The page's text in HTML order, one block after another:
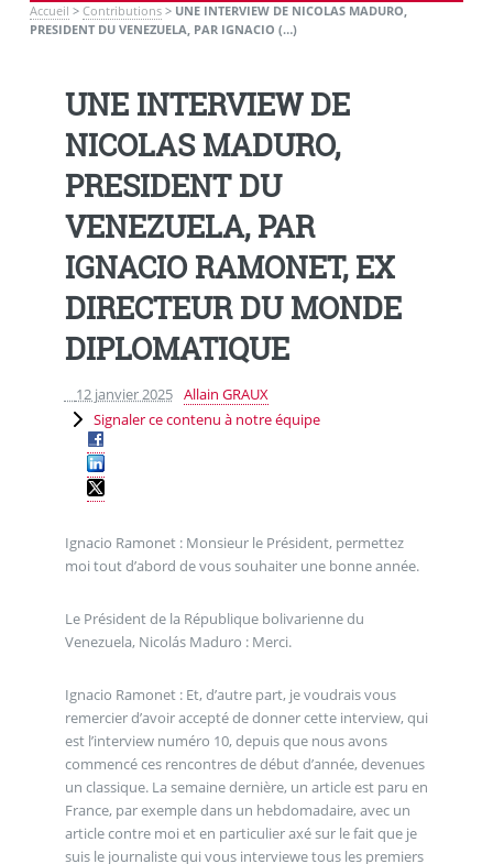
Accueil > Contributions> UNE INTERVIEW DE NICOLAS MADURO,
PRESIDENT DU VENEZUELA, PAR IGNACIO (…)
UNE INTERVIEW DE
NICOLAS MADURO,
PRESIDENT DU
VENEZUELA, PAR
IGNACIO RAMONET, EX
DIRECTEUR DU MONDE
DIPLOMATIQUE
12 janvier 2025 Allain GRAUX
Signaler ce contenu à notre équipe
Ignacio Ramonet : Monsieur le Président, permettez
moi tout d’abord de vous souhaiter une bonne année.
Le Président de la République bolivarienne du
Venezuela, Nicolás Maduro : Merci.
Ignacio Ramonet : Et, d’autre part, je voudrais vous
remercier d’avoir accepté de donner cette interview, qui
est l’interview numéro 10, depuis que nous avons
commencé ces rencontres de début d’année, devenues
un classique. La semaine dernière, un article est paru en
France, par exemple dans un hebdomadaire, avec un
article contre moi et en particulier axé sur le fait que je
suis le journaliste qui vous interviewe tous les premiers